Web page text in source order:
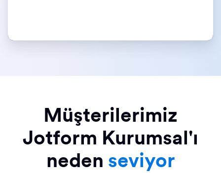
Müşterilerimiz
Jotform Kurumsal'ı
neden seviyor